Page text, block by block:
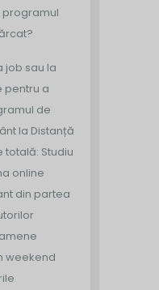
programul
job sau la
pentru a
de
la Distanță
totală: Studiu
online
din partea
weekend